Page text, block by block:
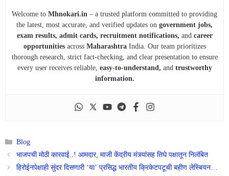
Welcome to Mhnokari.in – a trusted platform committed to providing
the latest, most accurate, and verified updates on government jobs,
exam results, admit cards, recruitment notifications, and career
opportunitiesacross MaharashtraIndia. Our team prioritizes
thorough research, strict fact-checking, and clear presentation to ensure
every user receives reliable, easy-to-understand, andtrustworthy
information.
Categories
Blog
भाजपची मोठी कारवाई..! आमदार, माजी केंद्रीय मंत्र्यांसह तिघे पक्षातून निलंबित
हिरोईनपेक्षाही सुंदर दिसणारी ‘या’ प्रसिद्ध भारतीय क्रिकेटपटूची बहीण लेस्बियन…